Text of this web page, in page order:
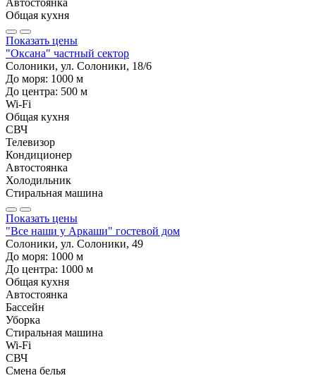
Автостоянка
Общая кухня
Показать цены
"Оксана" частный сектор
Солоники, ул. Солоники, 18/6
До моря: 1000 м
До центра: 500 м
Wi-Fi
Общая кухня
СВЧ
Телевизор
Кондиционер
Автостоянка
Холодильник
Стиральная машина
Показать цены
"Все наши у Аркаши" гостевой дом
Солоники, ул. Солоники, 49
До моря: 1000 м
До центра: 1000 м
Общая кухня
Автостоянка
Бассейн
Уборка
Стиральная машина
Wi-Fi
СВЧ
Смена белья